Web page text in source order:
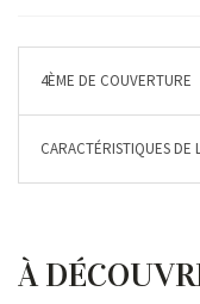
4ÈME DE COUVERTURE
CARACTÉRISTIQUES DE
À